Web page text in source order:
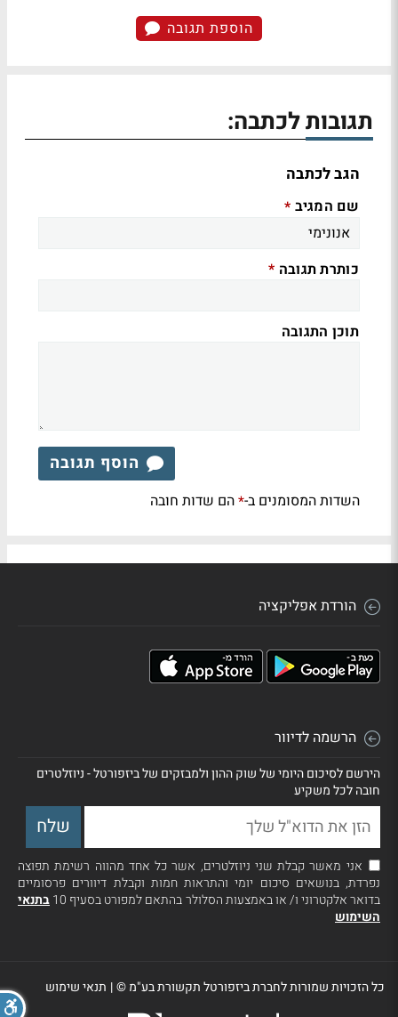
הוספת תגובה
תגובות לכתבה:
הגב לכתבה
שם המגיב *
כותרת תגובה *
תוכן התגובה
הוסף תגובה
השדות המסומנים ב-*הם שדות חובה
הורדת אפליקציה
הרשמה לדיוור
הירשם לסיכום היומי של שוק ההון ולמבזקים של ביזפורטל - ניוזלטרים
חובה לכל משקיע
אני מאשר קבלת שני ניוזלטרים, אשר כל אחד מהווה רשימת תפוצה
נפרדת, בנושאים סיכום יומי והתראות חמות וקבלת דיוורים פרסומיים
בדואר אלקטרוני ו/ או באמצעות הסלולר בהתאם למפורט בסעיף 10
בתנאי
השימוש
כל הזכויות שמורות לחברת ביזפורטל תקשורת בע"מ ©| תנאי שימוש